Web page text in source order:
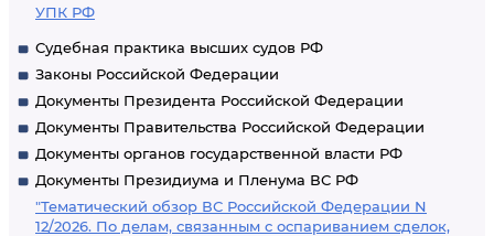
УПК РФ
Судебная практика высших судов РФ
Законы Российской Федерации
Документы Президента Российской Федерации
Документы Правительства Российской Федерации
Документы органов государственной власти РФ
Документы Президиума и Пленума ВС РФ
"Тематический обзор ВС Российской Федерации N
12/2026. По делам, связанным с оспариванием сделок,